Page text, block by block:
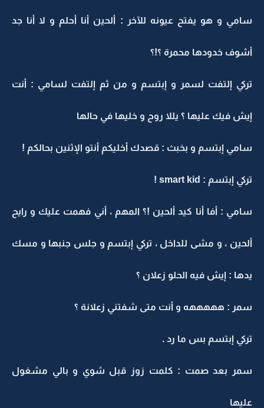
سامي و هو يفتح عيونه للآخر : ألحين أنا أحلم و لا أنا جد
أشوف خدودها محمرة ؟!؟
تركي إلتفت لسمر و إبتسم و من ثم إلتفت لسامي : أنت
إيش فيك عليها ؟ يللا روح و خليها في حالها
سامي إبتسم و بخبث : قصدك أخليكم أنتو الإثنين بحالكم !
تركي إبتسم : smart kid !
سامي : أفا أنا كيد ألحين !؟ المهم ، أني فهمت عليك و رايح
ألحين ، و مشى للداخل ، تركي إبتسم و جلس جنبها و مسك
يدها : إيش فيه الحلو زعلان ؟
سمر : هههههه و أنت متى شفتني زعلانة ؟
تركي إبتسم بس ما رد .
سمر بعد صمت : كلمت زوز قبل شوي و بالي مشغول
عليها